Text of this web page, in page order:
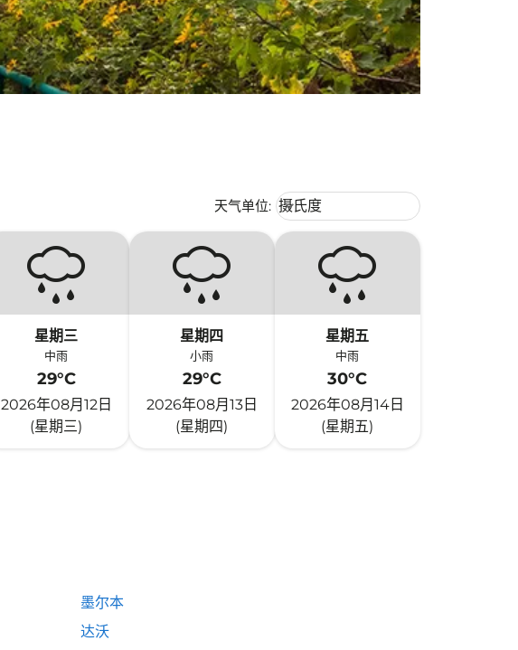
天气单位: Weather unit option 摄氏度
摄氏度
keyboard_arrow_down
星期三
中雨
29°C
2026年08月12日
(星期三)
星期四
小雨
29°C
2026年08月13日
(星期四)
星期五
中雨
30°C
2026年08月14日
(星期五)
墨尔本
达沃